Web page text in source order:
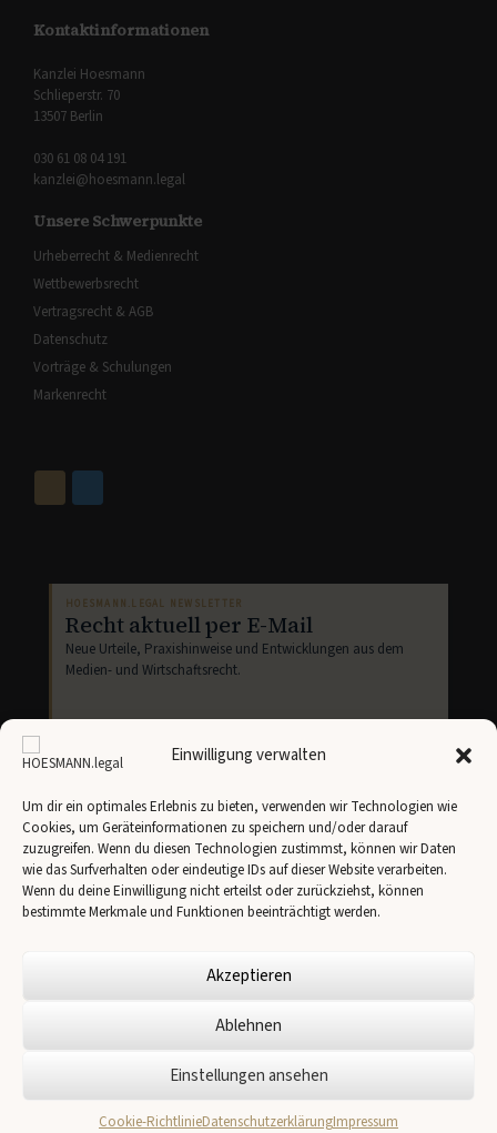
Einwilligung verwalten
Um dir ein optimales Erlebnis zu bieten, verwenden wir Technologien wie
Cookies, um Geräteinformationen zu speichern und/oder darauf
zuzugreifen. Wenn du diesen Technologien zustimmst, können wir Daten
wie das Surfverhalten oder eindeutige IDs auf dieser Website verarbeiten.
Wenn du deine Einwilligung nicht erteilst oder zurückziehst, können
bestimmte Merkmale und Funktionen beeinträchtigt werden.
Akzeptieren
Ablehnen
Einstellungen ansehen
Cookie-RichtlinieDatenschutzerklärungImpressum
Kontaktinformationen
Kanzlei Hoesmann
Schlieperstr. 70
13507 Berlin
030 61 08 04 191
kanzlei@hoesmann.legal
Unsere Schwerpunkte
Urheberrecht & Medienrecht
Wettbewerbsrecht
Vertragsrecht & AGB
Datenschutz
Vorträge & Schulungen
Markenrecht
HOESMANN.LEGAL NEWSLETTER
Recht aktuell per E-Mail
Neue Urteile, Praxishinweise und Entwicklungen aus dem
Medien- und Wirtschaftsrecht.
Newsletter abonnieren
Ich stimme der Übertragung meiner Angaben anBrevogemäß unserer
Datenschutzerklärung
zu.
Impressum